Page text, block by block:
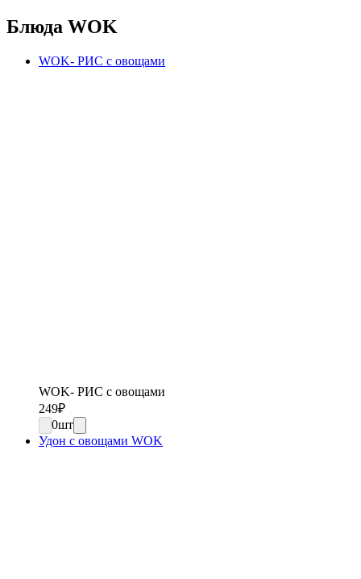
Блюда WOK
WOK- РИС с овощами
WOK- РИС с овощами
249₽
0шт
Удон с овощами WOK